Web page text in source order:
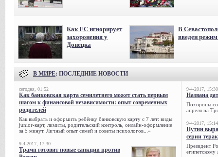
Как ЕС игнорирует
захоронения у
Донецка
В
введен
В МИРЕ: ПОСЛЕДНИЕ НОВОСТИ
сегодня, 01:52
Как банковская карта семилетнего может стать первым
шагом к финансовой независимости: опыт современных
родителей
Как выбрать и оформить ребёнку банковскую карту с 7 лет: виды
junior-карт, лимиты, родительский контроль, онлайн-оформление
за 5 минут. Личный опыт семей и советы психологов...»
9-4-2017, 17:30
Трамп готовит новые санкции против
9-4-2017, 15:30
Названа
Похороны
апреля на
9-4-2017, 15:14
Путин
серии
Президент
египетскому